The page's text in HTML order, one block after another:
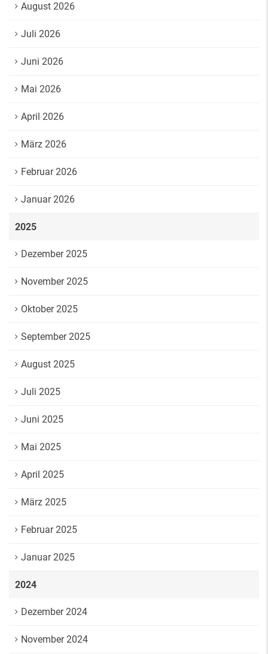
August 2026
Juli 2026
Juni 2026
Mai 2026
April 2026
März 2026
Februar 2026
Januar 2026
2025
Dezember 2025
November 2025
Oktober 2025
September 2025
August 2025
Juli 2025
Juni 2025
Mai 2025
April 2025
März 2025
Februar 2025
Januar 2025
2024
Dezember 2024
November 2024